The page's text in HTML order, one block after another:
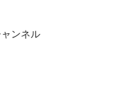
ンネル